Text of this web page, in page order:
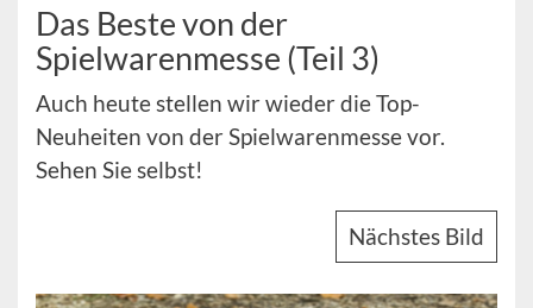
Das Beste von der
Spielwarenmesse (Teil 3)
Auch heute stellen wir wieder die Top-
Neuheiten von der Spielwarenmesse vor.
Sehen Sie selbst!
Nächstes Bild